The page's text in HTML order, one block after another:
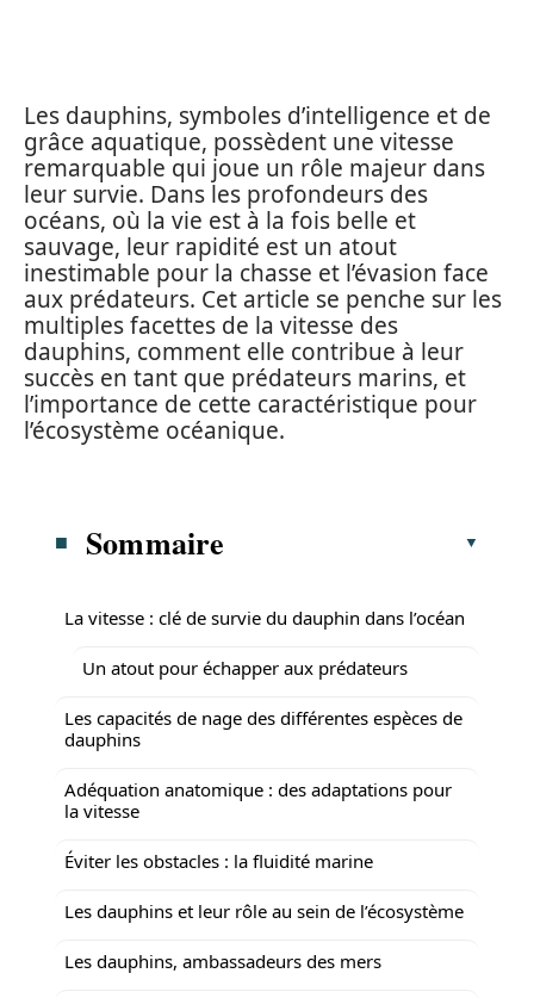
Les dauphins, symboles d’intelligence et de
grâce aquatique, possèdent une vitesse
remarquable qui joue un rôle majeur dans
leur survie. Dans les profondeurs des
océans, où la vie est à la fois belle et
sauvage, leur rapidité est un atout
inestimable pour la chasse et l’évasion face
aux prédateurs. Cet article se penche sur les
multiples facettes de la vitesse des
dauphins, comment elle contribue à leur
succès en tant que prédateurs marins, et
l’importance de cette caractéristique pour
l’écosystème océanique.
Sommaire
La vitesse : clé de survie du dauphin dans l’océan
Un atout pour échapper aux prédateurs
Les capacités de nage des différentes espèces de
dauphins
Adéquation anatomique : des adaptations pour
la vitesse
Éviter les obstacles : la fluidité marine
Les dauphins et leur rôle au sein de l’écosystème
Les dauphins, ambassadeurs des mers